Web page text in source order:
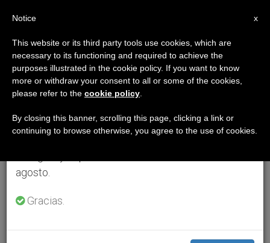
×
Aviso importante
Del 27 de julio al 7 de agosto haremos la pausa
anual, aprovechando que en el periodo de verano
se generan menos informaciones y también el
agosto.
Gracias.
x
Notice
This website or its third party tools use cookies, which are
necessary to its functioning and required to achieve the
purposes illustrated in the cookie policy. If you want to know
more or withdraw your consent to all or some of the cookies,
please refer to the cookie policy
By closing this banner, scrolling this page, clicking a link or
continuing to browse otherwise, you agree to the use of cookies.